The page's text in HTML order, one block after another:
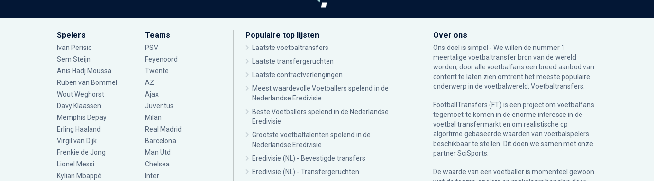
Spelers
Ivan Perisic
Sem Steijn
Anis Hadj Moussa
Ruben van Bommel
Wout Weghorst
Davy Klaassen
Memphis Depay
Erling Haaland
Virgil van Dijk
Frenkie de Jong
Lionel Messi
Kylian Mbappé
Teams
PSV
Feyenoord
Twente
AZ
Ajax
Juventus
Milan
Real Madrid
Barcelona
Man Utd
Chelsea
Inter
Populaire top lijsten
Laatste voetbaltransfers
Laatste transfergeruchten
Laatste contractverlengingen
Meest waardevolle Voetballers spelend in de
Nederlandse Eredivisie
Beste Voetballers spelend in de Nederlandse
Eredivisie
Grootste voetbaltalenten spelend in de
Nederlandse Eredivisie
Eredivisie (NL) - Bevestigde transfers
Eredivisie (NL) - Transfergeruchten
Over ons
Ons doel is simpel - We willen de nummer 1
meertalige voetbaltransfer bron van de wereld
worden, door alle voetbalfans een breed aanbod van
content te laten zien omtrent het meeste populaire
onderwerp in de voetbalwereld: Voetbaltransfers.
FootballTransfers (FT) is een project om voetbalfans
tegemoet te komen in de enorme interesse in de
voetbal transfermarkt en om realistische op
algoritme gebaseerde waarden van voetbalspelers
beschikbaar te stellen. Dit doen we samen met onze
partnerSciSports
De waarde van een voetballer is momenteel gewoon